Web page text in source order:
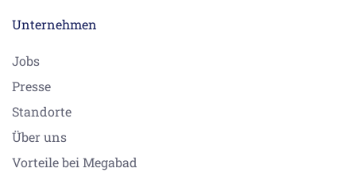
Unternehmen
Jobs
Presse
Standorte
Über uns
Vorteile bei Megabad